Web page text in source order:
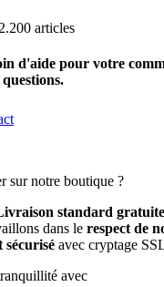
articles
d'aide pour votre
sur notre boutique ?
standard gratuite
dans le respect de
sécurisé avec cryptage
avec